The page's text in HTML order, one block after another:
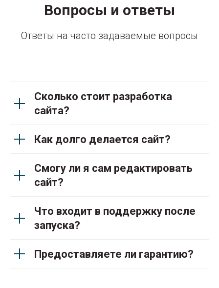
Вопросы и ответы
Ответы на часто задаваемые вопросы
Сколько стоит разработка
сайта?
Как долго делается сайт?
Смогу ли я сам редактировать
сайт?
Что входит в поддержку после
запуска?
Предоставляете ли гарантию?